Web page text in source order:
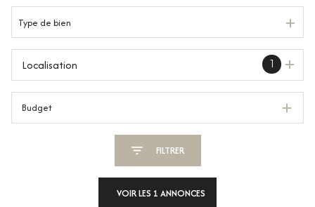
De l'immo pro
Type de bien
1
Localisation
Budget
FILTRER
VOIR LES 1 ANNONCES